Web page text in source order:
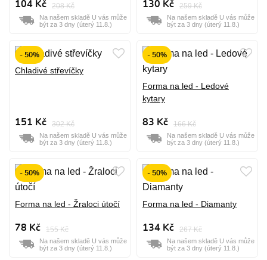
104 Kč 208 Kč
Na našem skladě U vás může
být za 3 dny (úterý 11.8.)
130 Kč 259 Kč
Na našem skladě U vás může
být za 3 dny (úterý 11.8.)
- 50%
Chladivé střevíčky
151 Kč 302 Kč
Na našem skladě U vás může
být za 3 dny (úterý 11.8.)
- 50%
Forma na led - Ledové
kytary
83 Kč 166 Kč
Na našem skladě U vás může
být za 3 dny (úterý 11.8.)
- 50%
Forma na led - Žraloci útočí
78 Kč 155 Kč
Na našem skladě U vás může
být za 3 dny (úterý 11.8.)
- 50%
Forma na led - Diamanty
134 Kč 267 Kč
Na našem skladě U vás může
být za 3 dny (úterý 11.8.)